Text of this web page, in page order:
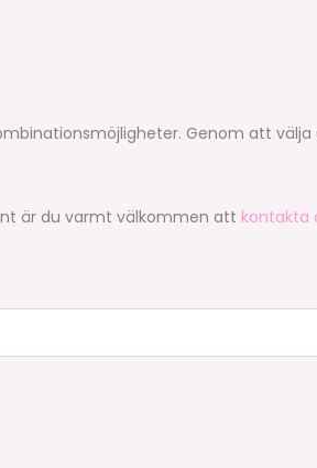
Genom att
är du varmt välkommen att kontakta